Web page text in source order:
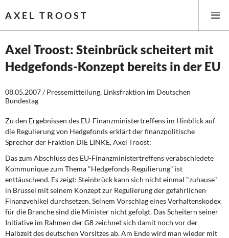
AXEL TROOST
Startseite
Themen
Memo-Gruppe
Institut Solidarische Moderne
Rosa-Luxemburg-Stiftung
Über mich
Kontakt
Axel Troost: Steinbrück scheitert mit
Hedgefonds-Konzept bereits in der EU
08.05.2007 / Pressemitteilung, Linksfraktion im Deutschen
Bundestag
Zu den Ergebnissen des EU-Finanzministertreffens im Hinblick auf
die Regulierung von Hedgefonds erklärt der finanzpolitische
Sprecher der Fraktion DIE LINKE, Axel Troost:
Das zum Abschluss des EU-Finanzministertreffens verabschiedete
Kommunique zum Thema "Hedgefonds-Regulierung" ist
enttäuschend. Es zeigt: Steinbrück kann sich nicht einmal "zuhause"
in Brüssel mit seinem Konzept zur Regulierung der gefährlichen
Finanzvehikel durchsetzen. Seinem Vorschlag eines Verhaltenskodex
für die Branche sind die Minister nicht gefolgt. Das Scheitern seiner
Initiative im Rahmen der G8 zeichnet sich damit noch vor der
Halbzeit des deutschen Vorsitzes ab. Am Ende wird man wieder mit